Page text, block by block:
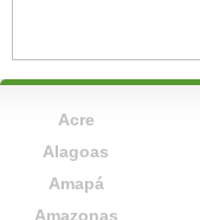
Acre
Alagoas
Amapá
Amazonas